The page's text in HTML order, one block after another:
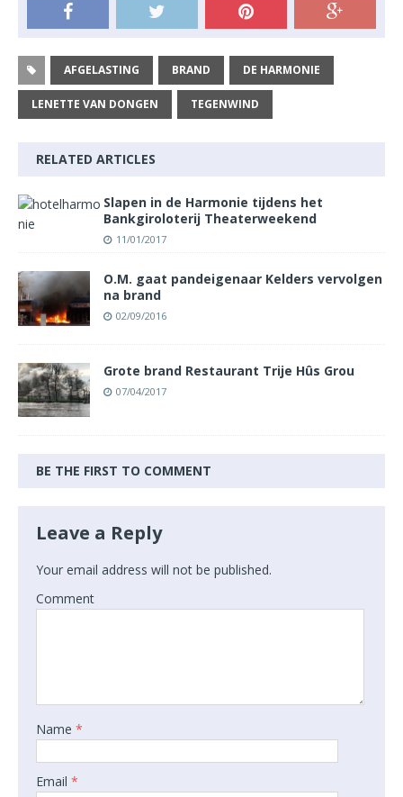
AFGELASTING BRAND DE HARMONIE
LENETTE VAN DONGEN TEGENWIND
RELATED ARTICLES
Slapen in de Harmonie tijdens het
Bankgiroloterij Theaterweekend
11/01/2017
O.M. gaat pandeigenaar Kelders vervolgen
na brand
02/09/2016
Grote brand Restaurant Trije Hûs Grou
07/04/2017
BE THE FIRST TO COMMENT
Leave a Reply
Your email address will not be published.
Comment
Name *
Email *